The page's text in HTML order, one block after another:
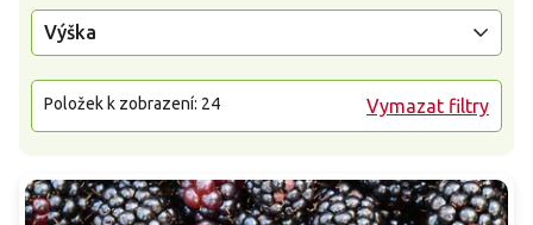
Výška
Vymazat filtry
Položek k zobrazení: 24